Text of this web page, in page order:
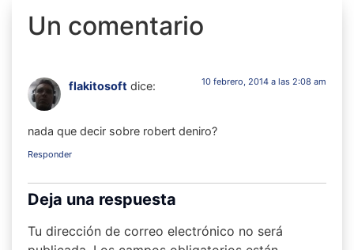
Un comentario
flakitosoft dice: 10 febrero, 2014 a las 2:08 am
nada que decir sobre robert deniro?
Responder
Deja una respuesta
Tu dirección de correo electrónico no será